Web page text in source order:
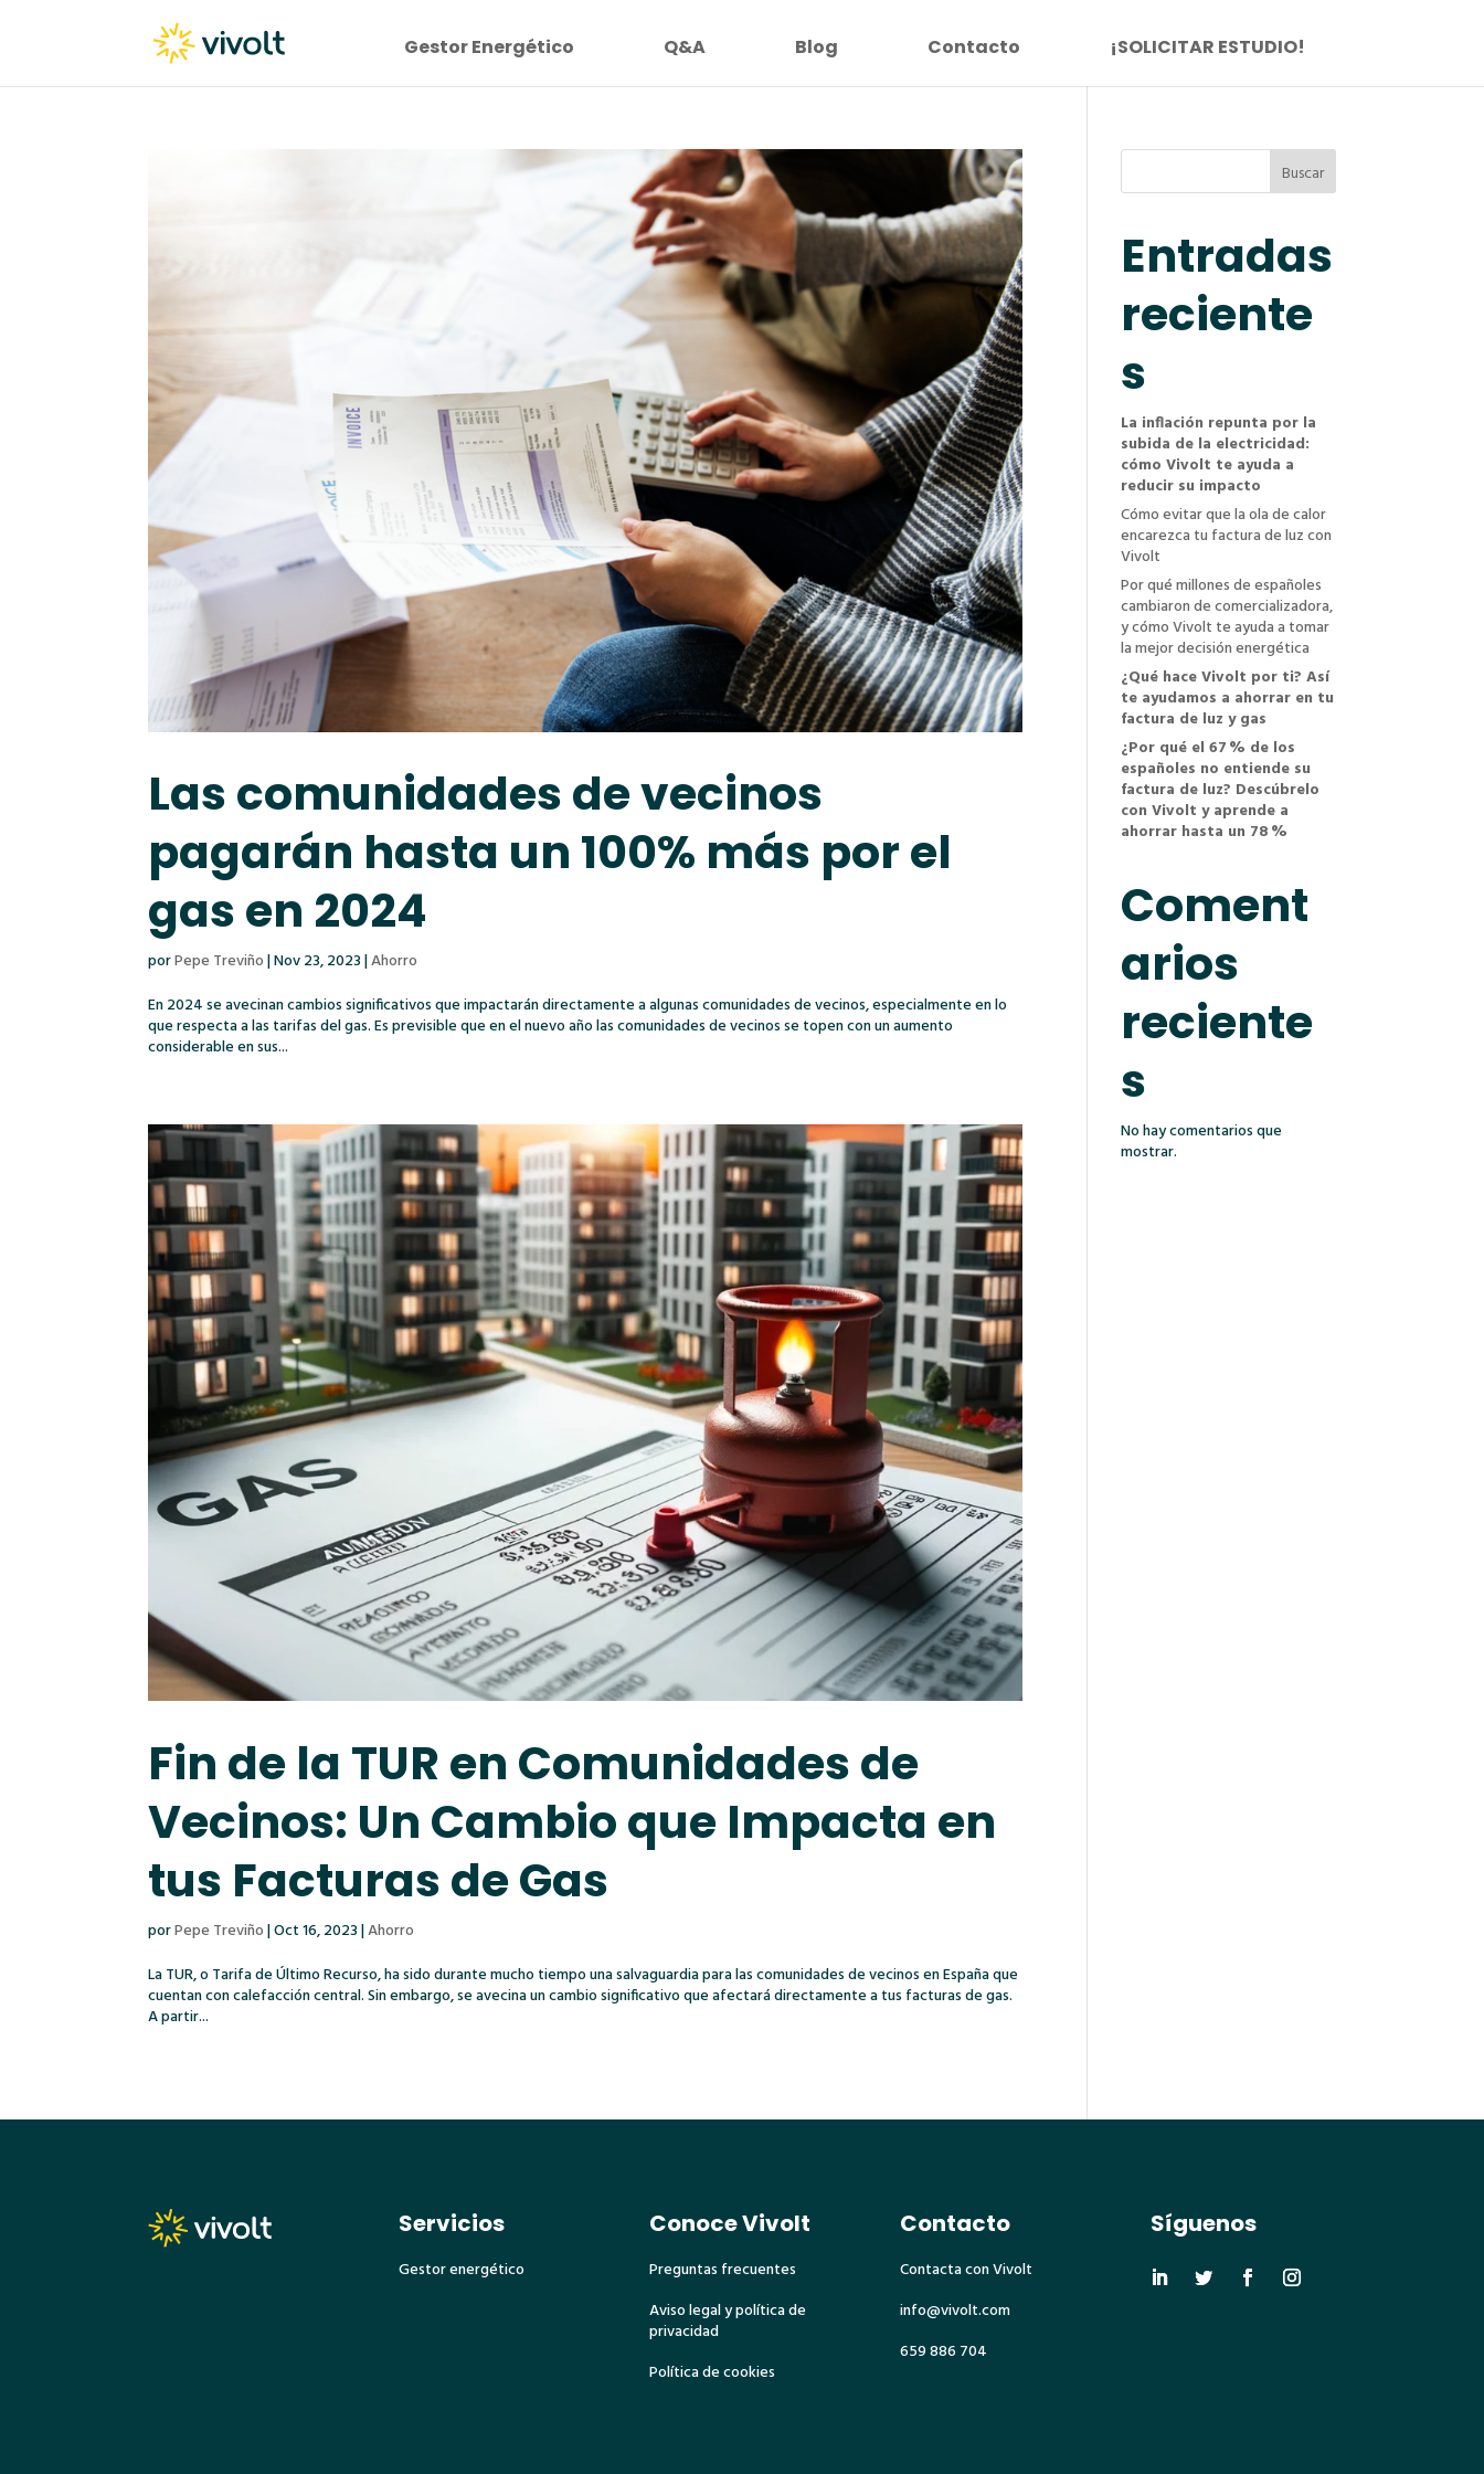
Gestor Energético Q&A Blog Contacto ¡SOLICITAR ESTUDIO!
Las comunidades de vecinos
pagarán hasta un 100% más por el
gas en 2024
porPepe Treviño|Nov 23, 2023|Ahorro
En 2024 se avecinan cambios significativos que impactarán directamente a algunas comunidades de vecinos, especialmente en lo
que respecta a las tarifas del gas. Es previsible que en el nuevo año las comunidades de vecinos se topen con un aumento
considerable en sus...
Fin de la TUR en Comunidades de
Vecinos: Un Cambio que Impacta en
tus Facturas de Gas
porPepe Treviño|Oct 16, 2023|Ahorro
La TUR, o Tarifa de Último Recurso, ha sido durante mucho tiempo una salvaguardia para las comunidades de vecinos en España que
cuentan con calefacción central. Sin embargo, se avecina un cambio significativo que afectará directamente a tus facturas de gas.
A partir...
Buscar
Entradas
reciente
s
La inflación repunta por la
subida de la electricidad:
cómo Vivolt te ayuda a
reducir su impacto
Cómo evitar que la ola de calor
encarezca tu factura de luz con
Vivolt
Por qué millones de españoles
cambiaron de comercializadora,
y cómo Vivolt te ayuda a tomar
la mejor decisión energética
¿Qué hace Vivolt por ti? Así
te ayudamos a ahorrar en tu
factura de luz y gas
¿Por qué el 67 % de los
españoles no entiende su
factura de luz? Descúbrelo
con Vivolt y aprende a
ahorrar hasta un 78 %
Coment
arios
reciente
s
No hay comentarios que
mostrar.
Servicios
Gestor energético
Conoce Vivolt
Preguntas frecuentes
Aviso legal y política de
privacidad
Política de cookies
Contacto
Contacta con Vivolt
info@vivolt.com
659 886 704
Síguenos